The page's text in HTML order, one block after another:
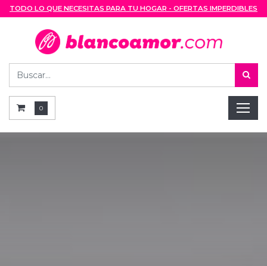
TODO LO QUE NECESITAS PARA TU HOGAR - OFERTAS IMPERDIBLES
0